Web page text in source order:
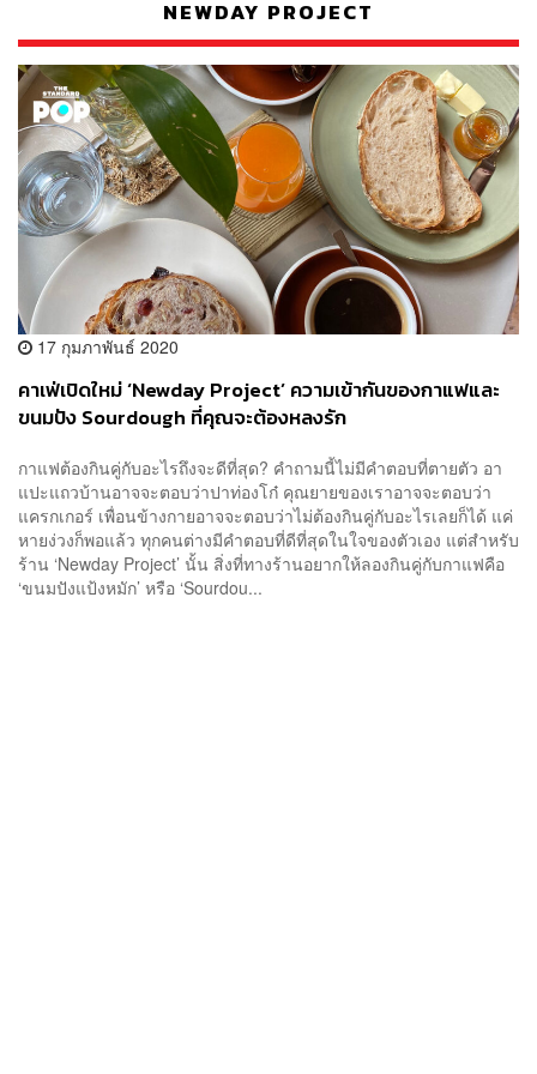
NEWDAY PROJECT
17 กุมภาพันธ์ 2020
คาเฟ่เปิดใหม่ ‘Newday Project’ ความเข้ากันของกาแฟและ
ขนมปัง Sourdough ที่คุณจะต้องหลงรัก
กาแฟต้องกินคู่กับอะไรถึงจะดีที่สุด? คำถามนี้ไม่มีคำตอบที่ตายตัว อา
แปะแถวบ้านอาจจะตอบว่าปาท่องโก๋ คุณยายของเราอาจจะตอบว่า
แครกเกอร์ เพื่อนข้างกายอาจจะตอบว่าไม่ต้องกินคู่กับอะไรเลยก็ได้ แค่
หายง่วงก็พอแล้ว ทุกคนต่างมีคำตอบที่ดีที่สุดในใจของตัวเอง แต่สำหรับ
ร้าน ‘Newday Project’ นั้น สิ่งที่ทางร้านอยากให้ลองกินคู่กับกาแฟคือ
‘ขนมปังแป้งหมัก’ หรือ ‘Sourdou...